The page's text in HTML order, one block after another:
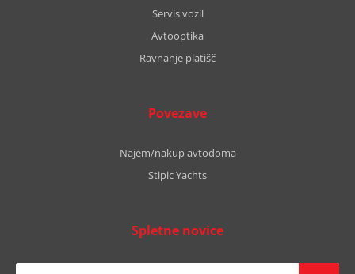
Servis vozil
Avtooptika
Ravnanje platišč
Povezave
Najem/nakup avtodoma
Stipic Yachts
Spletne novice